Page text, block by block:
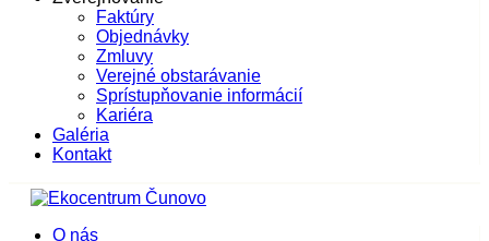
Faktúry
Objednávky
Zmluvy
Verejné obstarávanie
Sprístupňovanie informácií
Kariéra
Galéria
Kontakt
O nás